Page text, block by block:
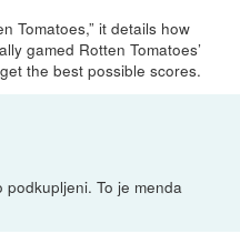
Tomatoes,” it details how
gamed Rotten Tomatoes’
the best possible scores.
To je menda